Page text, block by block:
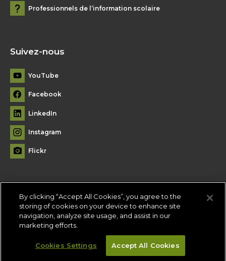
Professionnels de l’information scolaire
Suivez-nous
YouTube
Facebook
LinkedIn
Instagram
Flickr
Plan du site
Conditions d'utilisation
des témoins
By clicking “Accept All Cookies”, you agree to the
storing of cookies on your device to enhance site
navigation, analyze site usage, and assist in our
marketing efforts.
Cookies Settings Accept All Cookies